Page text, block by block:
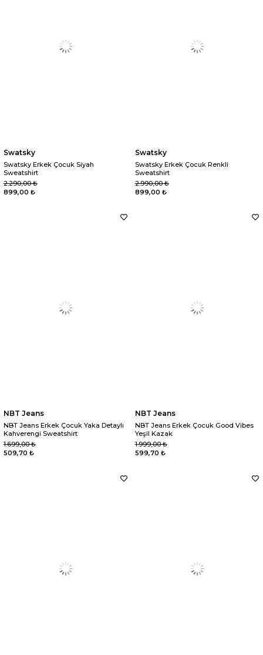
Swatsky
Swatsky Erkek Çocuk Siyah
Sweatshirt
899,00 ₺
2.290,00 ₺
Swatsky
Swatsky Erkek Çocuk Renkli
Sweatshirt
899,00 ₺
2.990,00 ₺
NBT Jeans
NBT Jeans Erkek Çocuk Yaka Detaylı
Kahverengi Sweatshirt
509,70 ₺
1.699,00 ₺
NBT Jeans
NBT Jeans Erkek Çocuk Good Vibes
Yeşil Kazak
599,70 ₺
1.999,00 ₺